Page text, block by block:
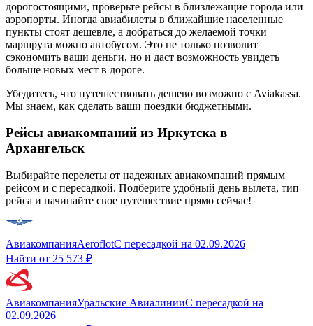
дорогостоящими, проверьте рейсы в близлежащие города или
аэропорты. Иногда авиабилеты в ближайшие населенные
пункты стоят дешевле, а добраться до желаемой точки
маршрута можно автобусом. Это не только позволит
сэкономить ваши деньги, но и даст возможность увидеть
больше новых мест в дороге.
Убедитесь, что путешествовать дешево возможно с Aviakassa.
Мы знаем, как сделать ваши поездки бюджетными.
Рейсы авиакомпаний из Иркутска в
Архангельск
Выбирайте перелеты от надежных авиакомпаний прямым
рейсом и с пересадкой. Подберите удобный день вылета, тип
рейса и начинайте свое путешествие прямо сейчас!
АвиакомпанияAeroflotС пересадкой на 02.09.2026
Найти от 25 573 ₽
АвиакомпанияУральские АвиалинииС пересадкой на
02.09.2026